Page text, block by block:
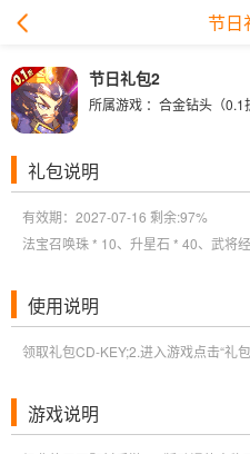
节日
节日礼包2
所属游戏 ： 合金钻头（0.1
礼包说明
有效期：2027-07-16 剩余:97%
法宝召唤珠 * 10、升星石 * 40、武将
使用说明
领取礼包CD-KEY;2.进入游戏点击“礼
游戏说明